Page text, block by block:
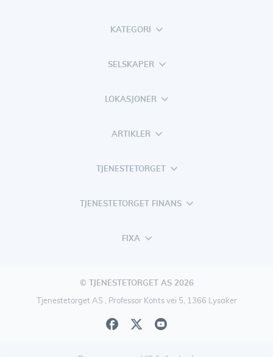
KATEGORI
SELSKAPER
LOKASJONER
ARTIKLER
TJENESTETORGET
TJENESTETORGET FINANS
FIXA
© TJENESTETORGET AS 2026
Tjenestetorget AS , Professor Kohts vei 5, 1366 Lysaker